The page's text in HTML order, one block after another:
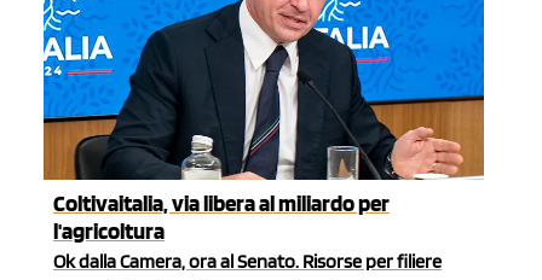
Coltivaitalia, via libera al miliardo per
l'agricoltura
Ok dalla Camera, ora al Senato. Risorse per filiere